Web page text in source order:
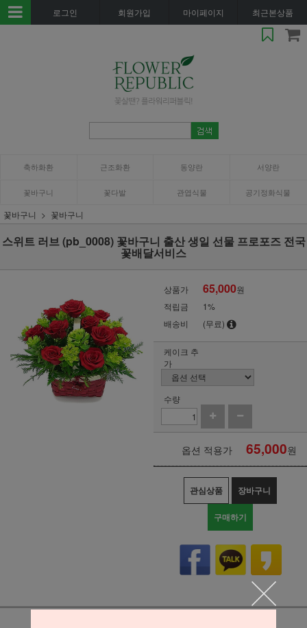
로그인 회원가입 마이페이지 최근본상품
축하화환 근조화환 동양란 서양란
꽃바구니 꽃다발 관엽식물 공기정화식물
꽃바구니 꽃바구니
스위트 러브 (pb_0008) 꽃바구니 출산 생일 선물 프로포즈 전국
꽃배달서비스
상품가 65,000원
적립금
1%
배송비
(무료)
케이크 추
가
수량
옵션 적용가 65,000원
관심상품 장바구니
구매하기